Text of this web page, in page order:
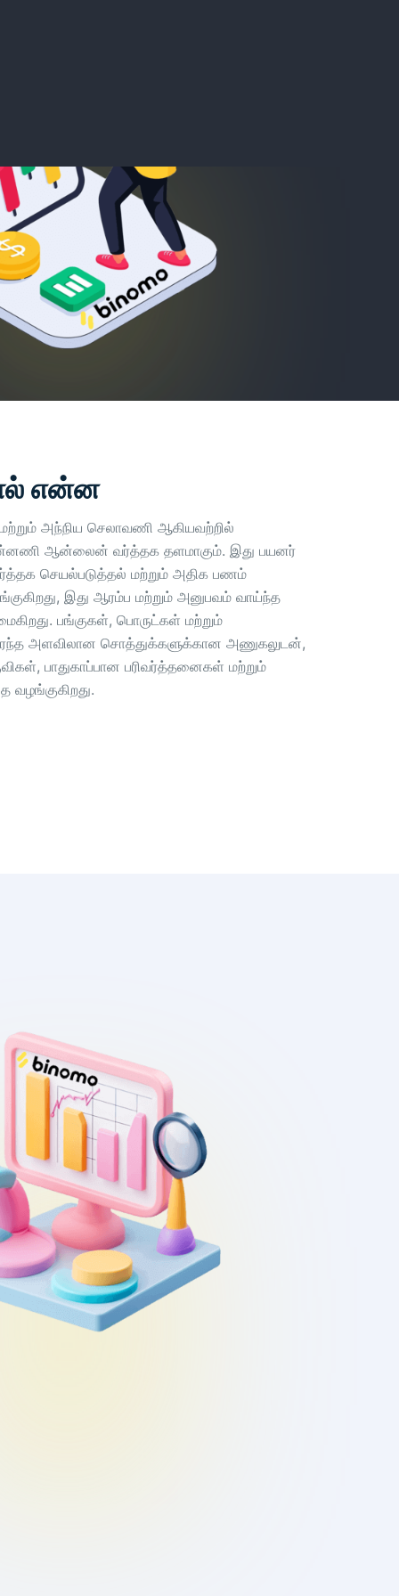
என்ன
அந்நிய செலாவணி ஆகியவற்றில்
ஆன்லைன் வர்த்தக தளமாகும். இது பயனர்
செயல்படுத்தல் மற்றும் அதிக பணம்
இது ஆரம்ப மற்றும் அனுபவம் வாய்ந்த
பங்குகள், பொருட்கள் மற்றும்
அளவிலான சொத்துக்களுக்கான அணுகலுடன்,
பாதுகாப்பான பரிவர்த்தனைகள் மற்றும்